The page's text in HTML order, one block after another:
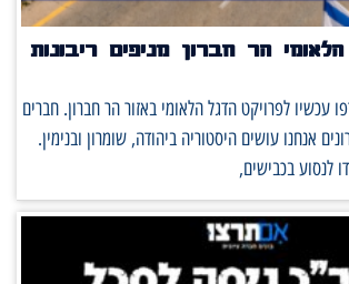
הר חברון מניפים ריבונות
עכשיו לפרויקט הדגל הלאומי באזור הר חברון. חברים
אנחנו עושים היסטוריה ביהודה, שומרון ובנימין.
לנסוע בכבישים,